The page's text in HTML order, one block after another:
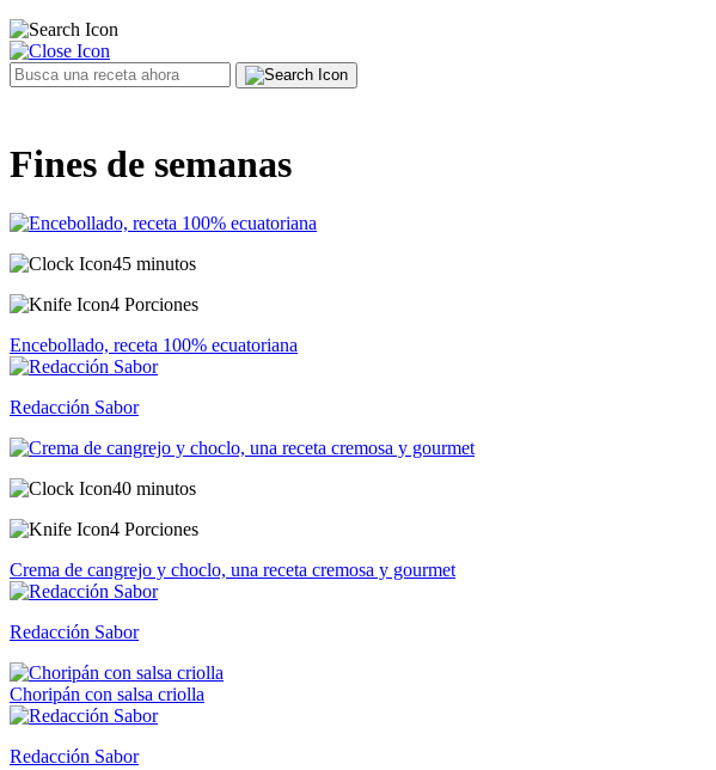
Fines de semanas
45 minutos
4 Porciones
Encebollado, receta 100% ecuatoriana
Redacción Sabor
40 minutos
4 Porciones
Crema de cangrejo y choclo, una receta cremosa y gourmet
Redacción Sabor
Choripán con salsa criolla
Redacción Sabor